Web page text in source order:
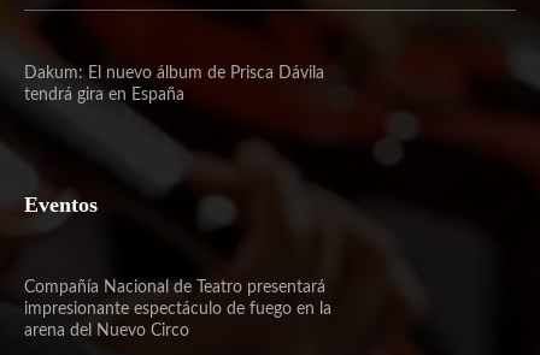
Dakum: El nuevo álbum de Prisca Dávila
tendrá gira en España
Eventos
Compañía Nacional de Teatro presentará
impresionante espectáculo de fuego en la
arena del Nuevo Circo